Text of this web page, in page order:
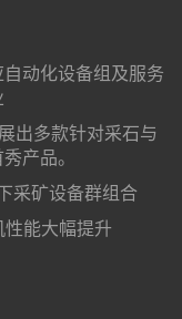
动化设备组及服务
出多款针对采石与
产品。
采矿设备群组合
能大幅提升